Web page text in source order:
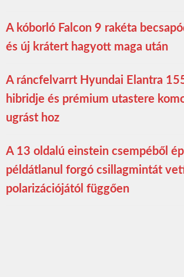
A kóborló Falcon 9 rakéta
és új krátert hagyott maga után
A ráncfelvarrt Hyundai Elantra
hibridje és prémium utastere
ugrást hoz
A 13 oldalú einstein csempéből
példátlanul forgó csillagmintát
polarizációjától függően